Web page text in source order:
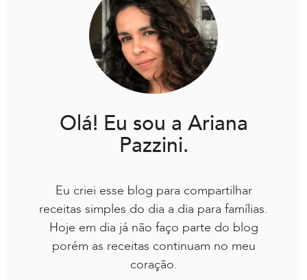
Olá! Eu sou a Ariana
Pazzini.
Eu criei esse blog para compartilhar
receitas simples do dia a dia para famílias.
Hoje em dia já não faço parte do blog
porém as receitas continuam no meu
coração.